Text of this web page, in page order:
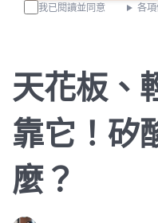
我已閱讀並同意 各項
天花板、
靠它！矽
麼？